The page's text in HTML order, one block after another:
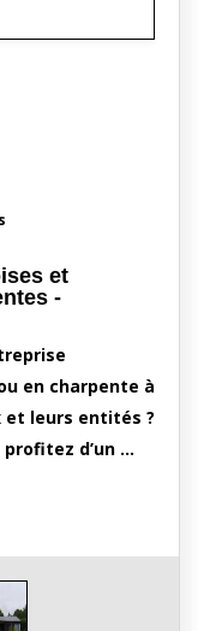
et
-
en charpente à
et leurs entités ?
d’un …